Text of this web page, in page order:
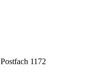
Postfach 1172